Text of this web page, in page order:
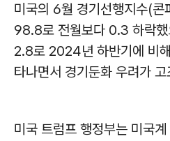
미국의 6월 경기선행지수(콘
98.8로 전월보다 0.3 하락했
2.8로 2024년 하반기에 비
타나면서 경기둔화 우려가
미국 트럼프 행정부는 미국